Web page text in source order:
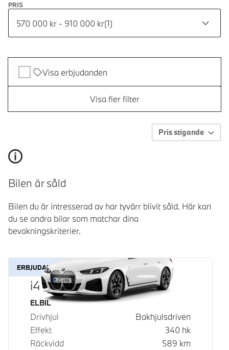
PRIS
570 000 kr - 910 000 kr(1)
Visa erbjudanden
Visa fler filter
Pris stigande
Bilen är såld
Bilen du är intresserad av har tyvärr blivit såld. Här kan
du se andra bilar som matchar dina
bevakningskriterier.
ERBJUDANDE
i4 eDrive40
Bränsle
ELBIL
Drivhjul
Bakhjulsdriven
Effekt
340 hk
Räckvidd
589 km